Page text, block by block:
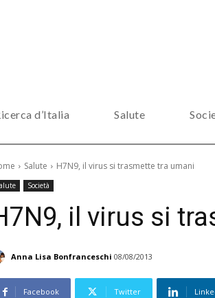
d’Italia Salute
Salute H7N9, il virus si trasmette tra umani
Società
il virus si
Anna Lisa Bonfranceschi 08/08/2013
Facebook Twitter